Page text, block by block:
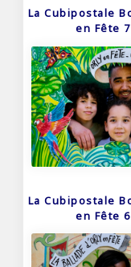
La Cubipostale
en Fête
La Cubipostale
en Fête